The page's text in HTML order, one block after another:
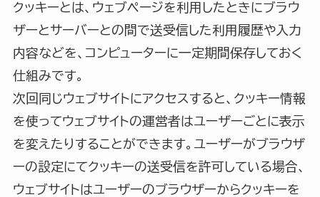
クッキーとは、ウェブページを利用したときにブラウ
ザーとサーバーとの間で送受信した利用履歴や入力
内容などを、コンピューターに一定期間保存しておく
仕組みです。
次回同じウェブサイトにアクセスすると、クッキー情報
を使ってウェブサイトの運営者はユーザーごとに表示
を変えたりすることができます。ユーザーがブラウザ
ーの設定にてクッキーの送受信を許可している場合、
ウェブサイトはユーザーのブラウザーからクッキーを